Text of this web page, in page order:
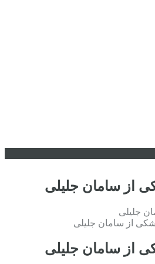
از سامان جلیلی
جلیلی
از سامان جلیلی
از سامان جلیلی